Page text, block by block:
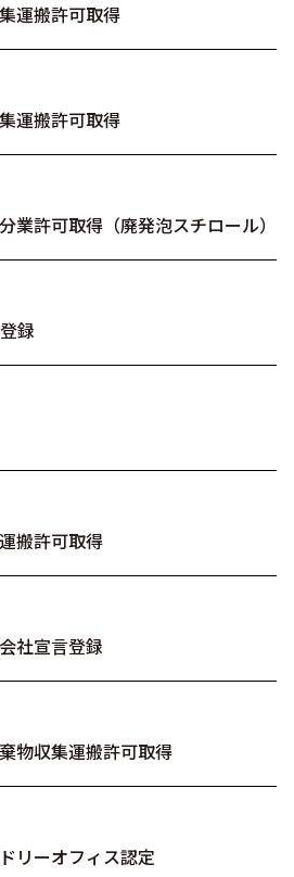
運搬許可取得
運搬許可取得
許可取得（廃発泡スチロール）
録
搬許可取得
社宣言登録
物収集運搬許可取得
リーオフィス認定